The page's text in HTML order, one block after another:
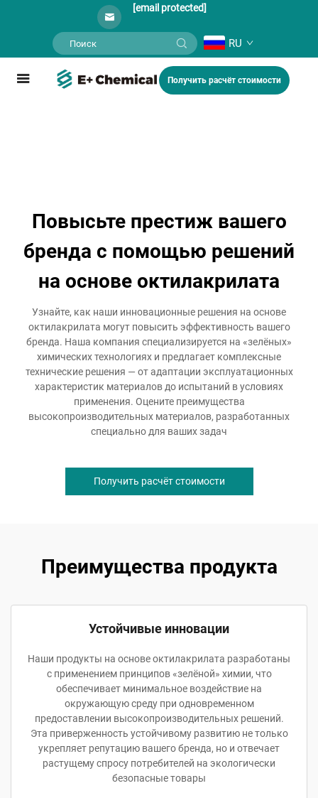
[email protected]
RU
Получить расчёт стоимости
Повысьте престиж вашего
бренда с помощью решений
на основе октилакрилата
Узнайте, как наши инновационные решения на основе
октилакрилата могут повысить эффективность вашего
бренда. Наша компания специализируется на «зелёных»
химических технологиях и предлагает комплексные
технические решения — от адаптации эксплуатационных
характеристик материалов до испытаний в условиях
применения. Оцените преимущества
высокопроизводительных материалов, разработанных
специально для ваших задач
Получить расчёт стоимости
Преимущества продукта
Устойчивые инновации
Наши продукты на основе октилакрилата разработаны
с применением принципов «зелёной» химии, что
обеспечивает минимальное воздействие на
окружающую среду при одновременном
предоставлении высокопроизводительных решений.
Эта приверженность устойчивому развитию не только
укрепляет репутацию вашего бренда, но и отвечает
растущему спросу потребителей на экологически
безопасные товары